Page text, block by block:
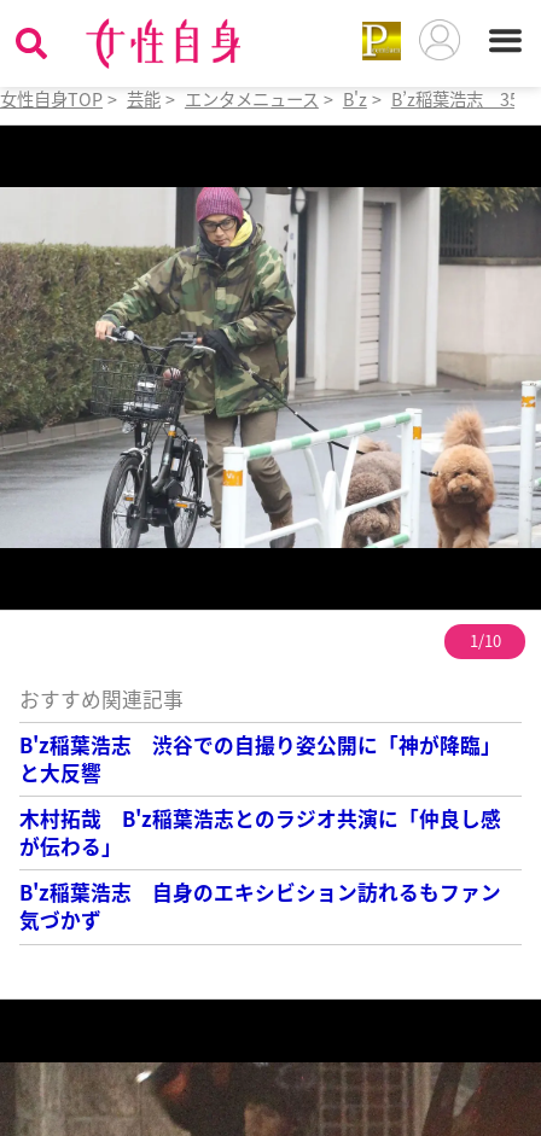
女性自身TOP > 芸能 > エンタメニュース > B'z > B’z稲葉浩志 35周
1/10
おすすめ関連記事
B'z稲葉浩志 渋谷での自撮り姿公開に「神が降臨」
と大反響
木村拓哉 B'z稲葉浩志とのラジオ共演に「仲良し感
が伝わる」
B'z稲葉浩志 自身のエキシビション訪れるもファン
気づかず